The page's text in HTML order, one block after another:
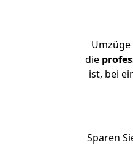
die
ist, bei
Sparen